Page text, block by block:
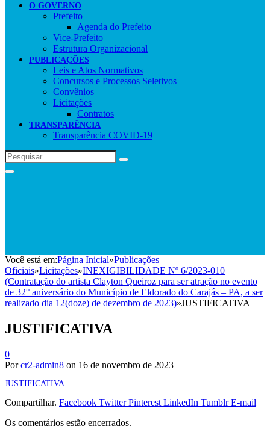
O GOVERNO
Prefeito
Agenda do Prefeito
Vice-Prefeito
Estrutura Organizacional
PUBLICAÇÕES
Leis e Atos Normativos
Concursos e Processos Seletivos
Convênios
Licitações
Contratos
TRANSPARÊNCIA
Transparência COVID-19
Você está em:Página Inicial»Publicações
Oficiais»Licitações»INEXIGIBILIDADE Nº 6/2023-010
(Contratação do artista Clayton Queiroz para ser atração no evento
de 32° aniversário do Município de Eldorado do Carajás – PA, a ser
realizado dia 12(doze) de dezembro de 2023)»JUSTIFICATIVA
JUSTIFICATIVA
0
Porcr2-admin8 on 16 de novembro de 2023
JUSTIFICATIVA
Compartilhar. Facebook Twitter Pinterest LinkedIn Tumblr E-mail
Os comentários estão encerrados.